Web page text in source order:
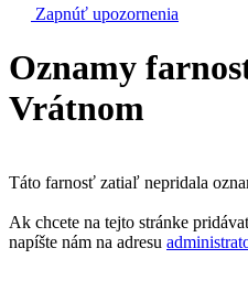
Zapnúť upozornenia
Oznamy
Vrátnom
Táto farnosť zatiaľ nepridala
Ak chcete na tejto stránke
napíšte nám na adresu